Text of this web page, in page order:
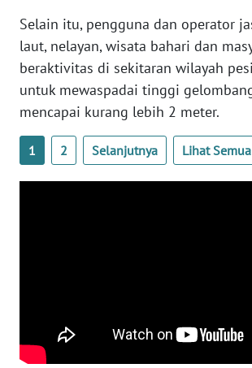
Selain itu, pengguna dan operator
laut, nelayan, wisata bahari dan
beraktivitas di sekitaran wilayah
untuk mewaspadai tinggi
mencapai kurang lebih 2 meter.
1 2 Selanjutnya Lihat Semua
WN
BANTEN
WN
NTT
WN
KEPRI
RIAU